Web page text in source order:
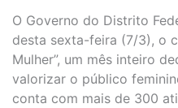
O Governo do Distrito
desta sexta-feira (7/3), o
Mulher”, um mês inteiro
valorizar o público
conta com mais de 300